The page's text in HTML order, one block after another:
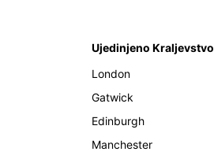
Ujedinjeno Kraljevstvo
London
Gatwick
Edinburgh
Manchester